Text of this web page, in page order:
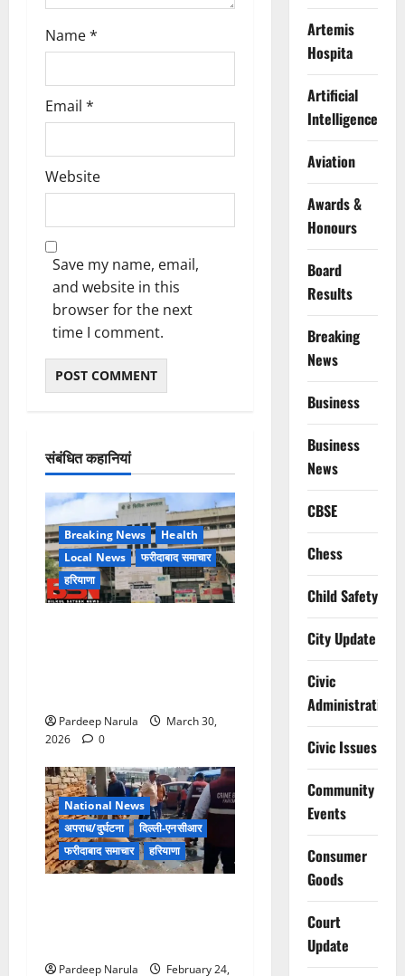
Name*
Email *
Website
Save my name, email,
and website in this
browser for the next
time I comment.
संबंधित कहानियां
Breaking News
Health
Local News
फरीदाबाद समाचार
हरियाणा
Pardeep Narula
March 30,
2026
0
National News
अपराध/दुर्घटना
दिल्ली-एनसीआर
फरीदाबाद समाचार
हरियाणा
Pardeep Narula
February 24,
Artemis
Hospita
Artificial
Intelligence
Aviation
Awards &
Honours
Board
Results
Breaking
News
Business
Business
News
CBSE
Chess
Child Safety
City Update
Civic
Administration
Civic Issues
Community
Events
Consumer
Goods
Court
Update